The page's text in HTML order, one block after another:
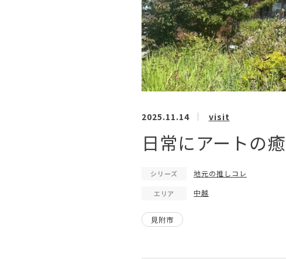
2025.11.14 visit
日常にアートの
シリーズ 地元の推しコレ
エリア 中越
見附市